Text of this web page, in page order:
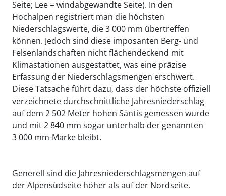
Seite; Lee = windabgewandte Seite). In den
Hochalpen registriert man die höchsten
Niederschlagswerte, die 3 000 mm übertreffen
können. Jedoch sind diese imposanten Berg- und
Felsenlandschaften nicht flächendeckend mit
Klimastationen ausgestattet, was eine präzise
Erfassung der Niederschlagsmengen erschwert.
Diese Tatsache führt dazu, dass der höchste offiziell
verzeichnete durchschnittliche Jahresniederschlag
auf dem 2 502 Meter hohen Säntis gemessen wurde
und mit 2 840 mm sogar unterhalb der genannten
3 000 mm-Marke bleibt.
Generell sind die Jahresniederschlagsmengen auf
der Alpensüdseite höher als auf der Nordseite.